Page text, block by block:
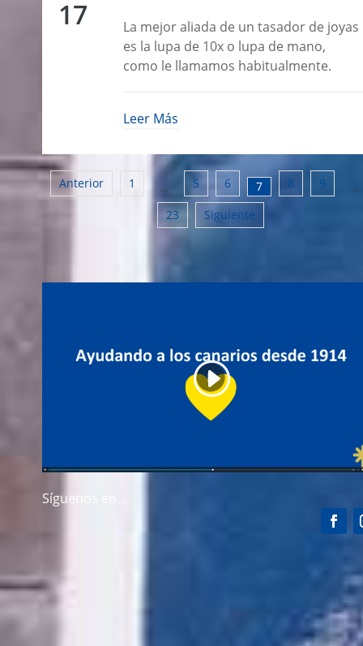
Accesibilidad
Transparencia
Estructura y Organización
17
La mejor aliada de un tasador de joyas
es la lupa de 10x o lupa de mano,
como le llamamos habitualmente.
Leer Más
Anterior 1 … 5 6 7 8 9
…
23
Siguiente
Síguenos en…